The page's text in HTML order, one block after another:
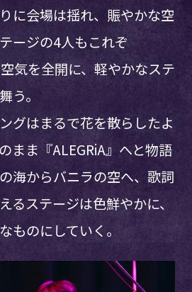
に会場は揺れ、賑やかな空
ージの4人もこれぞ
気を全開に、軽やかなステ
う。
グはまるで花を散らしたよ
まま『ALEGRiA』へと物語
海からバニラの空へ、歌詞
るステージは色鮮やかに、
ものにしていく。